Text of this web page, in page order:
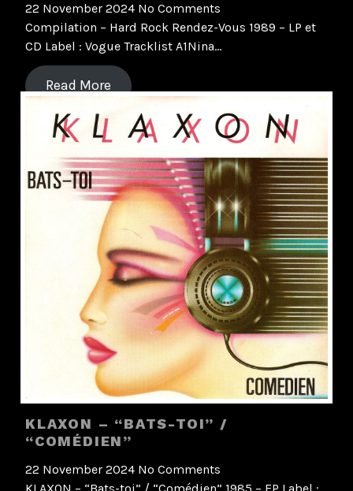
22 November 2024 No Comments
Compilation – Hard Rock Rendez-Vous 1989 – LP et
CD Label : Vogue Tracklist A1Nina…
Read More
KLAXON – “BATS-TOI” /
“COMÉDIEN”
22 November 2024 No Comments